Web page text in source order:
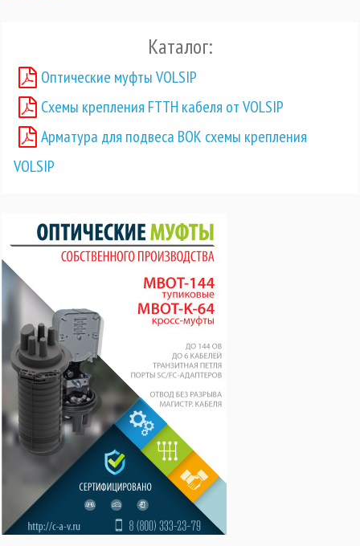
Каталог:
Оптические муфты VOLSIP
Схемы крепления FTTH кабеля от VOLSIP
Арматура для подвеса ВОК схемы крепления
VOLSIP